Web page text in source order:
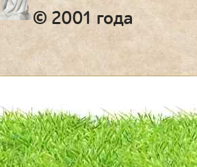
© 2001 года